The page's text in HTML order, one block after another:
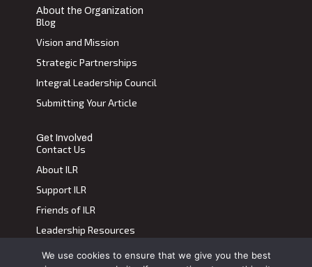
About the Organization
Blog
Vision and Mission
Strategic Partnerships
Integral Leadership Council
Submitting Your Article
Get Involved
Contact Us
About ILR
Support ILR
Friends of ILR
Leadership Resources
We use cookies to ensure that we give you the best